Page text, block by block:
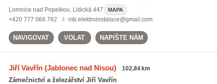
Lomnice nad Popelkou, Lidická 447 MAPA
+420 777 066 762 mb.elektroinstalace@gmail.com
NAVIGOVAT VOLAT NAPIŠTE NÁM
Jiří Vavřín(Jablonec nad Nisou) 102,84 km
Zámečnictví a železářství Jiří Vavřín